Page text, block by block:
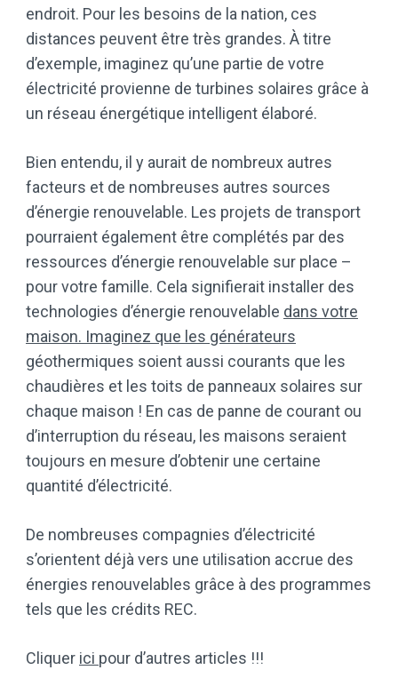
endroit. Pour les besoins de la nation, ces
distances peuvent être très grandes. À titre
d’exemple, imaginez qu’une partie de votre
électricité provienne de turbines solaires grâce à
un réseau énergétique intelligent élaboré.
Bien entendu, il y aurait de nombreux autres
facteurs et de nombreuses autres sources
d’énergie renouvelable. Les projets de transport
pourraient également être complétés par des
ressources d’énergie renouvelable sur place –
pour votre famille. Cela signifierait installer des
technologies d’énergie renouvelable dans votre
maison. Imaginez que les générateurs
géothermiques soient aussi courants que les
chaudières et les toits de panneaux solaires sur
chaque maison ! En cas de panne de courant ou
d’interruption du réseau, les maisons seraient
toujours en mesure d’obtenir une certaine
quantité d’électricité.
De nombreuses compagnies d’électricité
s’orientent déjà vers une utilisation accrue des
énergies renouvelables grâce à des programmes
tels que les crédits REC.
Cliquer ici pour d’autres articles !!!